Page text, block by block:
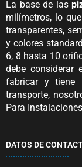
La base de las
milímetros, lo
transparentes,
y colores
6, 8 hasta 10
debe considerar
fabricar y tiene
transporte,
Para
DATOS DE